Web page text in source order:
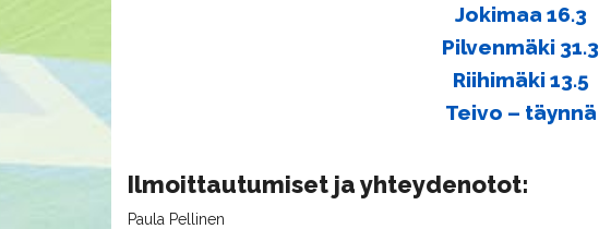
Jokimaa 16.3
Pilvenmäki 31.3
Riihimäki 13.5
Teivo – täynnä
Ilmoittautumiset ja yhteydenotot:
Paula Pellinen